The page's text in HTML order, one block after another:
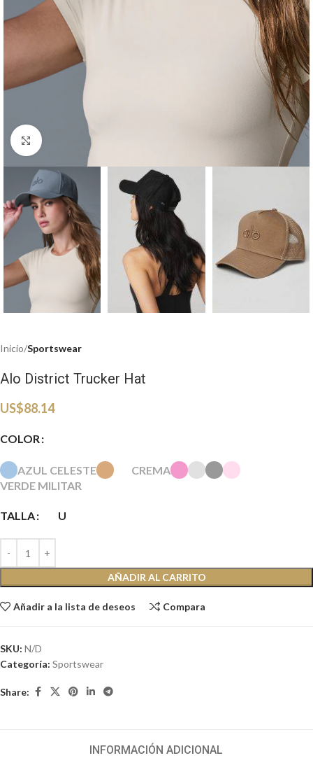
Haga clic para ampliar
Inicio Sportswear
Alo District Trucker Hat
US$88.14
COLOR
AZUL CELESTE
CREMA
VERDE MILITAR
TALLA U
AÑADIR AL CARRITO
Añadir a la lista de deseos Compara
SKU: N/D
Categoría: Sportswear
Share:
INFORMACIÓN ADICIONAL